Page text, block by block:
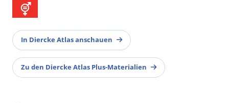
In Diercke Atlas anschauen
Zu den Diercke Atlas Plus-Materialien